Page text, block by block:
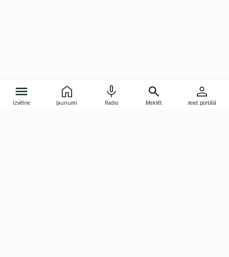
Izvēlne Jaunumi Radio Meklēt Ieiet portālā